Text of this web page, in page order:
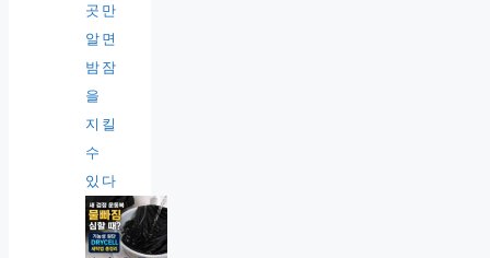
곳만
알면
밤잠
을
지킬
수
있다